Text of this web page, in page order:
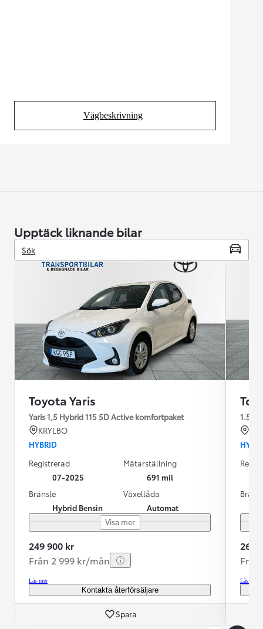
Vägbeskrivning
(Opens in new tab)
Upptäck liknande bilar
Sök
Toyota Yaris
Yaris 1,5 Hybrid 115 5D Active komfortpaket
KRYLBO
HYBRID
Registrerad
07-2025
Mätarställning
691 mil
Bränsle
Hybrid Bensin
Växellåda
Automat
Visa mer
249 900 kr
Från 2 999 kr/mån
Läs mer
Kontakta återförsäljare
Spara
269
Läs mer